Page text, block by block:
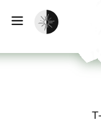
הפעלת מצב כהה